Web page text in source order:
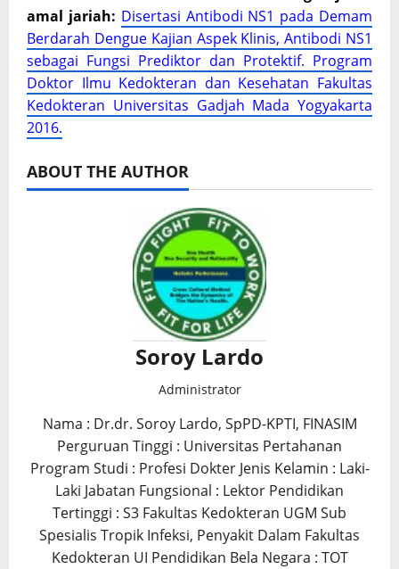
amal jariah: Disertasi Antibodi NS1 pada Demam
Berdarah Dengue Kajian Aspek Klinis, Antibodi NS1
sebagai Fungsi Prediktor dan Protektif. Program
Doktor Ilmu Kedokteran dan Kesehatan Fakultas
Kedokteran Universitas Gadjah Mada Yogyakarta
2016.
ABOUT THE AUTHOR
Soroy Lardo
Administrator
Nama : Dr.dr. Soroy Lardo, SpPD-KPTI, FINASIM
Perguruan Tinggi : Universitas Pertahanan
Program Studi : Profesi Dokter Jenis Kelamin : Laki-
Laki Jabatan Fungsional : Lektor Pendidikan
Tertinggi : S3 Fakultas Kedokteran UGM Sub
Spesialis Tropik Infeksi, Penyakit Dalam Fakultas
Kedokteran UI Pendidikan Bela Negara : TOT